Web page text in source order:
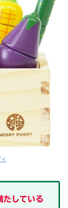
たしている